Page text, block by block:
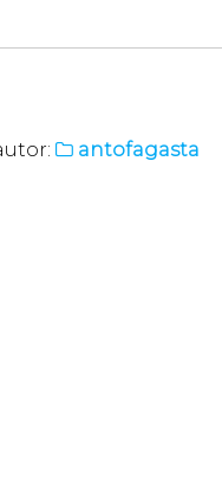
 antofagasta